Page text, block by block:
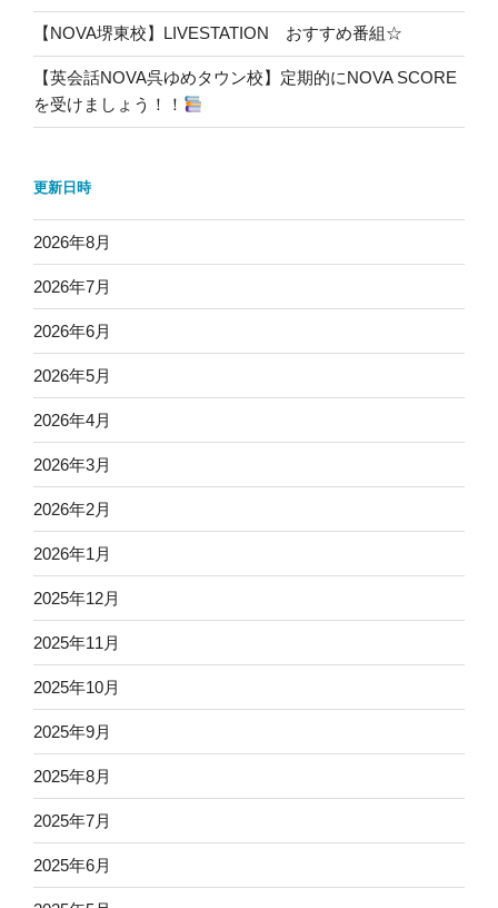
【NOVA堺東校】LIVESTATION おすすめ番組☆
【英会話NOVA呉ゆめタウン校】定期的にNOVA SCORE
を受けましょう！！
更新日時
2026年8月
2026年7月
2026年6月
2026年5月
2026年4月
2026年3月
2026年2月
2026年1月
2025年12月
2025年11月
2025年10月
2025年9月
2025年8月
2025年7月
2025年6月